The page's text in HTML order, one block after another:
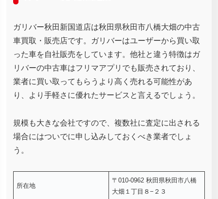
ガリバー秋田新国道店は秋田県秋田市八橋大畑の中古
車買取・販売店です。ガリバーはユーザーから買い取
った車を自社販売をしています。他社と違う特徴はガ
リバーの中古車はフリマアプリでも販売されており、
業者に買い取ってもらうより高く売れる可能性があ
り、より手軽さに優れたサービスと言えるでしょう。
規模も大きな会社ですので、複数社に査定に出される
場合にはついでに申し込みしておくべき業者でしょ
う。
所在地
〒010-0962 秋田県秋田市八橋
大畑１丁目８−２３